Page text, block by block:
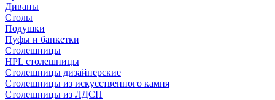
Диваны
Столы
Подушки
Пуфы и банкетки
Столешницы
HPL столешницы
Столешницы дизайнерские
Столешницы из искусственного камня
Столешницы из ЛДСП